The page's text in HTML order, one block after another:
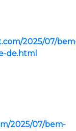
2025/07/
de.html
2025/07/bem-